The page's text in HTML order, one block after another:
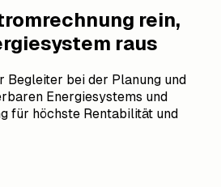
rein,
raus
Begleiter bei der Planung und
Energiesystems und
für höchste Rentabilität und